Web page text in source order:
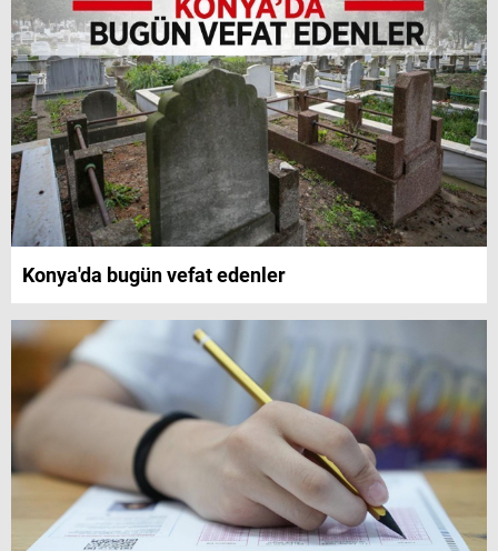
Konya'da bugün vefat edenler